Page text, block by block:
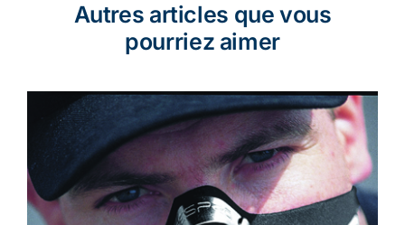
Autres articles que vous
pourriez aimer